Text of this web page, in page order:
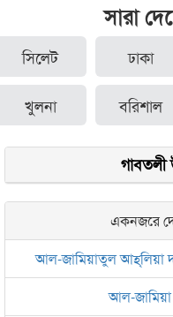
সারা
সিলেট ঢাকা
খুলনা বরিশাল
একনজরে
আল-জামিয়াতুল আহ্‌লিয়া
আল-